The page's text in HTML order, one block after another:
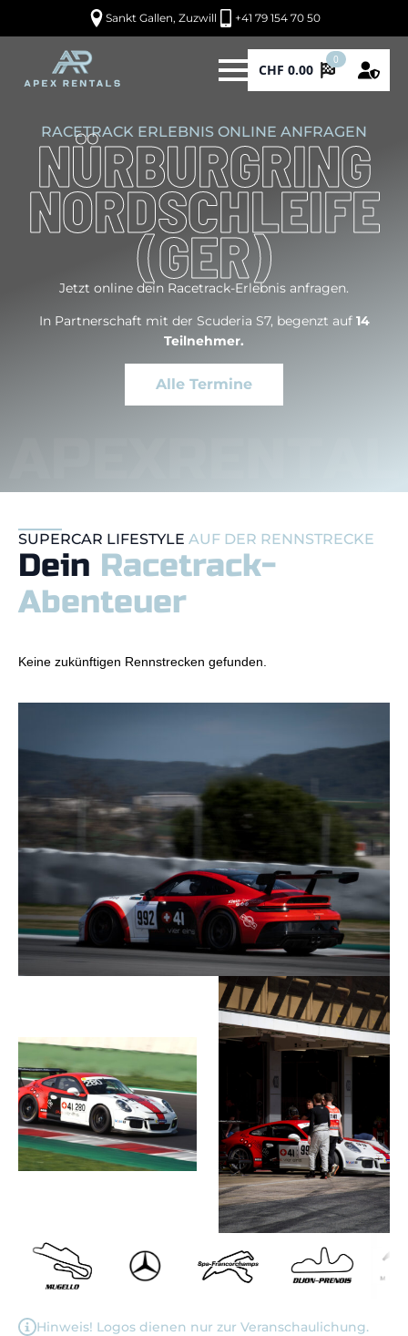
Sankt Gallen, Zuzwill +41 79 154 70 50
CHF 0.00
0
RACETRACK ERLEBNIS ONLINE ANFRAGEN
NÜRBURGRING
NORDSCHLEIFE
(GER)
Jetzt online dein Racetrack-Erlebnis anfragen.
In Partnerschaft mit der Scuderia S7, begenzt auf 14
Teilnehmer.
Alle Termine
Hinweis! Logos dienen nur zur Veranschaulichung.
SUPERCAR LIFESTYLE AUF DER RENNSTRECKE
Dein Racetrack-
Abenteuer
Keine zukünftigen Rennstrecken gefunden.